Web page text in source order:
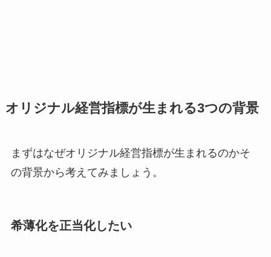
オリジナル経営指標が生まれる3つの背景
まずはなぜオリジナル経営指標が生まれるのかそ
の背景から考えてみましょう。
希薄化を正当化したい